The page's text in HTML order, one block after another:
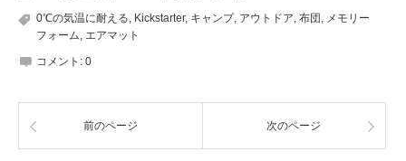
0℃の気温に耐える, Kickstarter, キャンプ, アウトドア, 布団 , メモリー
フォーム, エアマット
コメント: 0
前のページ 次のページ